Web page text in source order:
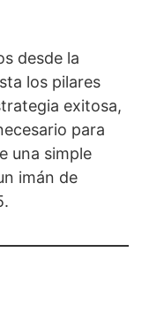
desde la
los pilares
exitosa,
para
una simple
imán de